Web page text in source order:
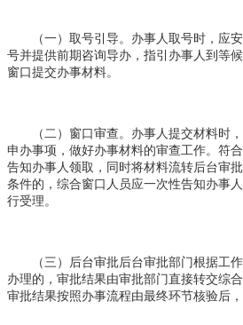
（一）取号引导。办事人取号时，应安
号并提供前期咨询导办，指引办事人到等
窗口提交办事材料。
（二）窗口审查。办事人提交材料时，
申办事项，做好办事材料的审查工作。符
告知办事人领取，同时将材料流转后台审
条件的，综合窗口人员应一次性告知办事
行受理。
（三）后台审批后台审批部门根据工作
办理的，审批结果由审批部门直接转交综
审批结果按照办事流程由最终环节核验后